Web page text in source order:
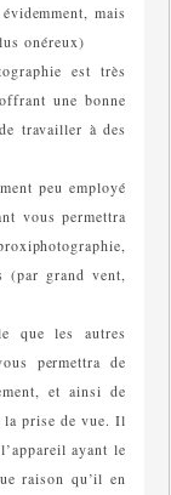
mais
onéreux)
est très
une bonne
travailler à des
peu employé
vous permettra
(par grand vent,
que les autres
permettra de
et ainsi de
la prise de vue. Il
ayant le
raison qu’il en